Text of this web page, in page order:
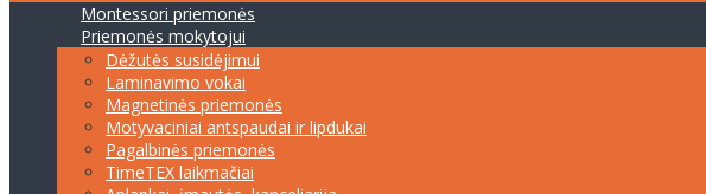
Montessori priemonės
Priemonės mokytojui
Dėžutės susidėjimui
Laminavimo vokai
Magnetinės priemonės
Motyvaciniai antspaudai ir lipdukai
Pagalbinės priemonės
TimeTEX laikmačiai